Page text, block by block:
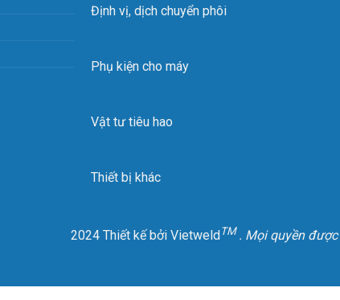
Thông số kỹ thuật:
Kích thước và số lượng cốc hút: Φ300 x 6
Định vị, dịch chuyển phôi
Phụ kiện cho máy
Vật tư tiêu hao
Thiết bị khác
2024 Thiết kế bởi Vietweld TM . Mọi quyền